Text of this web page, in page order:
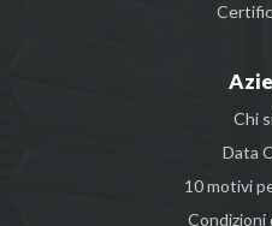
Chi
Data
10 motivi
Condizioni